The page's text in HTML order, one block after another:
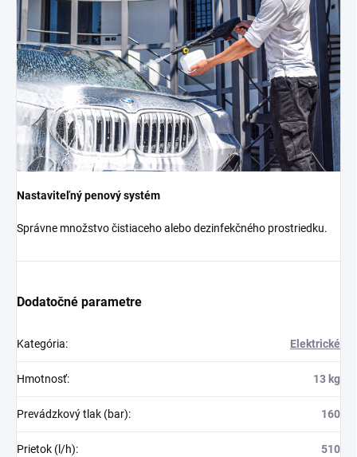
Nastaviteľný penový systém
Správne množstvo čistiaceho alebo dezinfekčného prostriedku.
Dodatočné parametre
Kategória: Elektrické
Hmotnosť: 13 kg
Prevádzkový tlak (bar): 160
Prietok (l/h): 510